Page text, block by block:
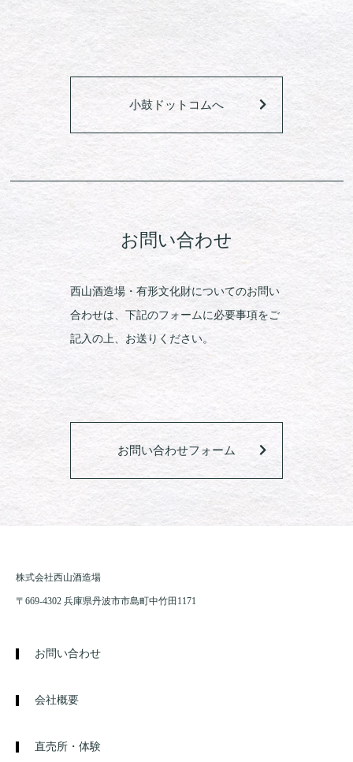
小鼓ドットコムへ
お問い合わせ
西山酒造場・有形文化財についてのお問い
合わせは、下記のフォームに必要事項をご
記入の上、お送りください。
お問い合わせフォーム
株式会社西山酒造場
〒669-4302 兵庫県丹波市市島町中竹田1171
お問い合わせ
会社概要
直売所・体験